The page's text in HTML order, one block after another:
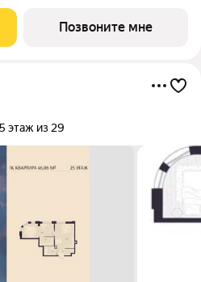
квартале Вэйвер от
Позвоните мне
этаж из 29